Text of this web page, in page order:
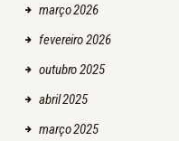
março2026
fevereiro2026
outubro2025
abril2025
março2025